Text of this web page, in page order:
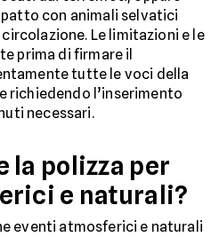
con animali selvatici
Le limitazioni e le
prima di firmare il
tutte le voci della
richiedendo l’inserimento
necessari.
la polizza per
e naturali?
eventi atmosferici e naturali